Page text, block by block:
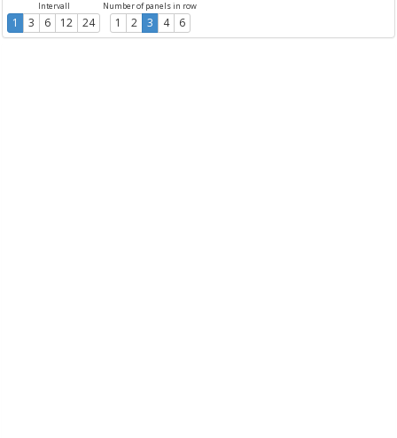
Intervall
1 3 6 12 24
Number of panels in row
1 2 3 4 6